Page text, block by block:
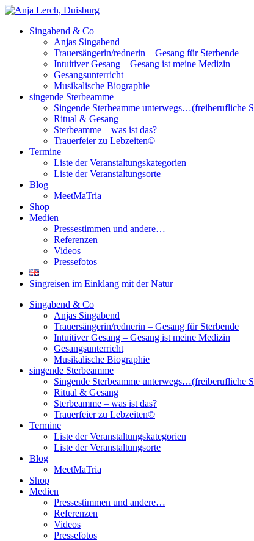
Anjas Welt
Singende Sterbeamme
Singabend & Co
Anjas Singabend
Trauersängerin/rednerin – Gesang für Sterbende
Intuitiver Gesang – Gesang ist meine Medizin
Gesangsunterricht
Musikalische Biographie
singende Sterbeamme
Singende Sterbeamme unterwegs…(freiberufliche
Ritual & Gesang
Sterbeamme – was ist das?
Trauerfeier zu Lebzeiten©
Termine
Liste der Veranstaltungskategorien
Liste der Veranstaltungsorte
Blog
MeetMaTria
Shop
Medien
Pressestimmen und andere…
Referenzen
Videos
Pressefotos
Singreisen im Einklang mit der Natur
Singabend & Co
Anjas Singabend
Trauersängerin/rednerin – Gesang für Sterbende
Intuitiver Gesang – Gesang ist meine Medizin
Gesangsunterricht
Musikalische Biographie
singende Sterbeamme
Singende Sterbeamme unterwegs…(freiberufliche
Ritual & Gesang
Sterbeamme – was ist das?
Trauerfeier zu Lebzeiten©
Termine
Liste der Veranstaltungskategorien
Liste der Veranstaltungsorte
Blog
MeetMaTria
Shop
Medien
Pressestimmen und andere…
Referenzen
Videos
Pressefotos